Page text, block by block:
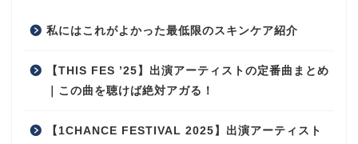
私にはこれがよかった最低限のスキンケア紹介
【THIS FES ’25】出演アーティストの定番曲まとめ
｜この曲を聴けば絶対アガる！
【1CHANCE FESTIVAL 2025】出演アーティスト